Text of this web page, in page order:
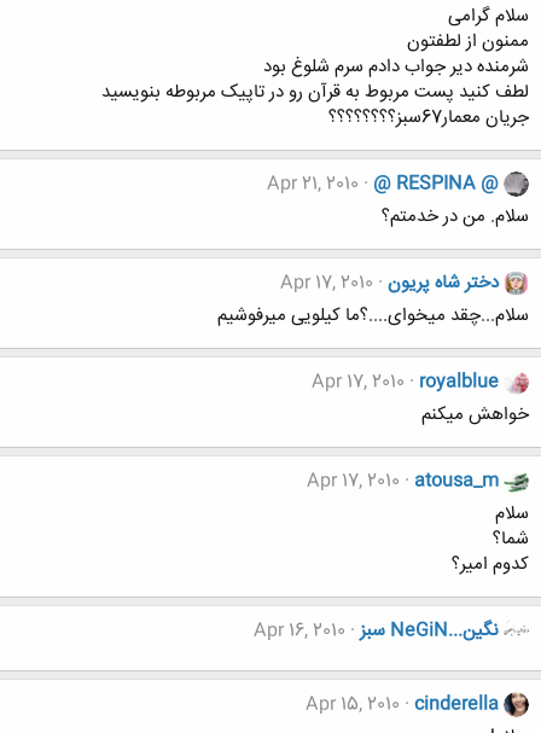
سلام گرامی
ممنون از لطفتون
شرمنده دیر جواب دادم سرم شلوغ بود
لطف کنید پست مربوط به قرآن رو در تاپیک مربوطه بنویسید
جریان معمار67سبز؟؟؟؟؟؟؟؟
@ RESPINA @
Apr 21, 2010
سلام. من در خدمتم؟
دختر شاه پریون Apr 17, 2010
سلام...چقد میخوای....؟ما کیلویی میرفوشیم
royalblue
Apr 17, 2010
خواهش میکنم
atousa_m
Apr 17, 2010
سلام
شما؟
کدوم امیر؟
نگين...NeGiN سبز Apr 16, 2010
cinderella
Apr 15, 2010